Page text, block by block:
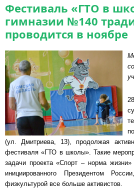
Фестиваль «ГТО в
гимназии №140
проводится в ноябре
(ул. Дмитриева, 13), продолжая
фестиваля «ГТО в школы». Такие
задачи проекта «Спорт – норма жизни»
инициированного Президентом
физкультурой все больше активистов.